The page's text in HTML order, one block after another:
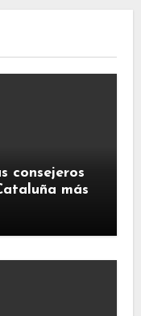
consejeros
más